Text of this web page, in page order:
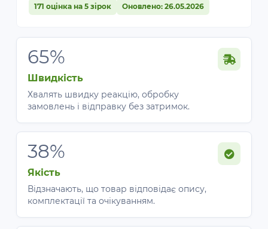
171 оцінка на 5 зірок Оновлено: 26.05.2026
65%
Швидкість
Хвалять швидку реакцію, обробку
замовлень і відправку без затримок.
38%
Якість
Відзначають, що товар відповідає опису,
комплектації та очікуванням.